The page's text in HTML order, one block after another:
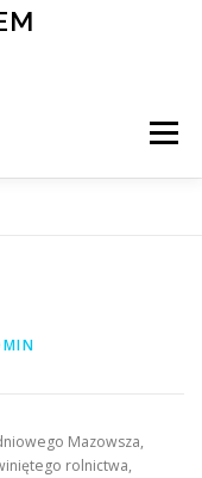
Menu
Mazowsza,
rolnictwa,